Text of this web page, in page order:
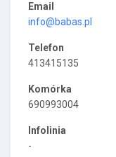
Email
info@babas.pl
Telefon
413415135
Komórka
690993004
Infolinia
-